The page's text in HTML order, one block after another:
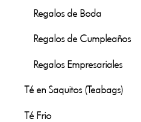
Regalos de Boda
Regalos de Cumpleaños
Regalos Empresariales
Té en Saquitos (Teabags)
Té Frio